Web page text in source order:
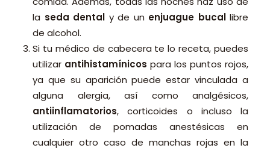
la seda dental y de un enjuague bucallibre
de alcohol.
Si tu médico de cabecera te lo receta, puedes
utilizar antihistamínicos para los puntos rojos,
ya que su aparición puede estar vinculada a
alguna alergia, así como analgésicos,
antiinflamatorios, corticoides o incluso la
utilización de pomadas anestésicas en
cualquier otro caso de manchas rojas en la